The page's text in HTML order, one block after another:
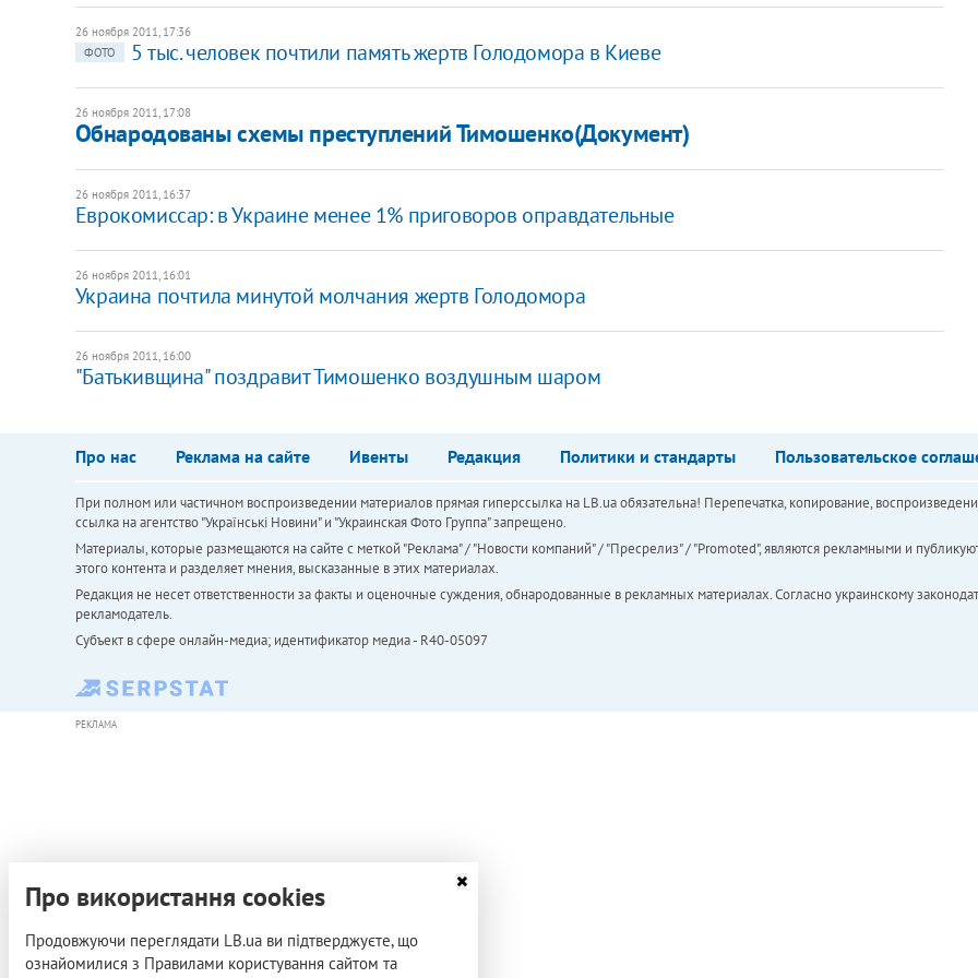
26 ноября 2011, 17:36
ФОТО
5 тыс. человек почтили память жертв Голодомора в Киеве
26 ноября 2011, 17:08
Обнародованы схемы преступлений Тимошенко(Документ)
26 ноября 2011, 16:37
Еврокомиссар: в Украине менее 1% приговоров оправдательные
26 ноября 2011, 16:01
Украина почтила минутой молчания жертв Голодомора
26 ноября 2011, 16:00
"Батькивщина" поздравит Тимошенко воздушным шаром
Про нас Реклама на сайте Ивенты Редакция Политики и стандарты Пользовательское
При полном или частичном воспроизведении материалов прямая гиперссылка на LB.ua обязательна! Перепечатка, копирование,
ссылка на агентство "Українськi Новини" и "Украинская Фото Группа" запрещено.
Материалы, которые размещаются на сайте с меткой "Реклама" / "Новости компаний" / "Пресрелиз" / "Promoted", являются рекламными и
этого контента и разделяет мнения, высказанные в этих материалах.
Редакция не несет ответственности за факты и оценочные суждения, обнародованные в рекламных материалах. Согласно украинскому
рекламодатель.
Субъект в сфере онлайн-медиа; идентификатор медиа - R40-05097
РЕКЛАМА
Про використання cookies
Продовжуючи переглядати LB.ua ви підтверджуєте, що
ознайомилися з Правилами користування сайтом та